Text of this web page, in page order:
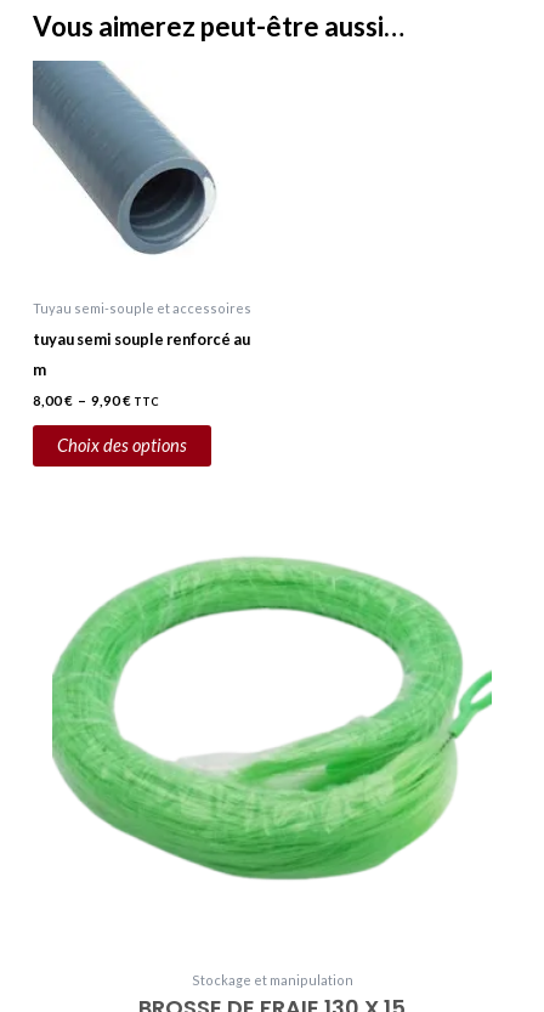
Vous aimerez peut-être aussi…
Tuyau semi-souple et accessoires
tuyau semi souple renforcé au
m
8,00€ – 9,90€
prix :
8,00 €
TTC
Choix des options
variations.
être
choisies
du
Stockage et manipulation